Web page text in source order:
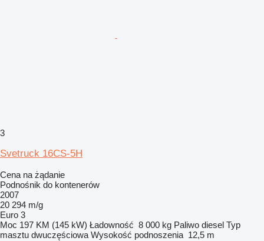
3
Svetruck 16CS-5H
Cena na żądanie
Podnośnik do kontenerów
2007
20 294 m/g
Euro 3
Moc 197 KM (145 kW) Ładowność 8 000 kg Paliwo diesel Typ
masztu dwuczęściowa Wysokość podnoszenia 12,5 m